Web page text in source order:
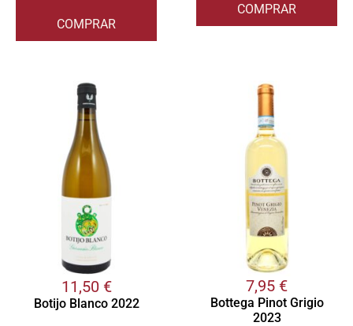
COMPRAR
COMPRAR
11,50 €
Botijo Blanco 2022
7,95 €
Bottega Pinot Grigio
2023